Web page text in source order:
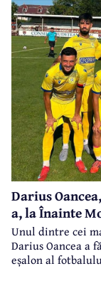
Darius
a, la Înainte
Unul dintre cei
Darius Oancea a
eșalon al